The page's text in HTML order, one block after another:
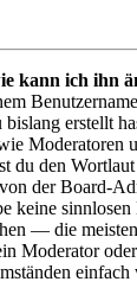
kann ich ihn
erstellt
Moderatoren
du den
der Board-
keine
— die
Moderator
einfach